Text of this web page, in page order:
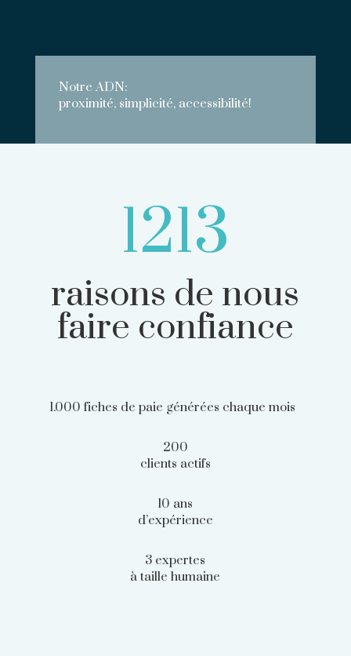
Notre ADN:
proximité, simplicité, accessibilité!
1213
raisons de nous
faire confiance
1.000 fiches de paie générées chaque mois
200
clients actifs
10 ans
d’expérience
3 expertes
à taille humaine